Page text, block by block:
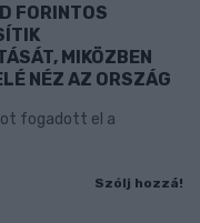
FORINTOS
MIKÖZBEN
NÉZ AZ ORSZÁG
fogadott el a
Szólj hozzá!